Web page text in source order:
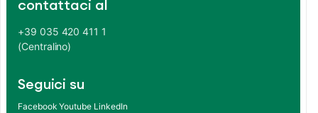
contattaci al
+39 035 420 411 1
(Centralino)
Seguici su
Facebook Youtube LinkedIn